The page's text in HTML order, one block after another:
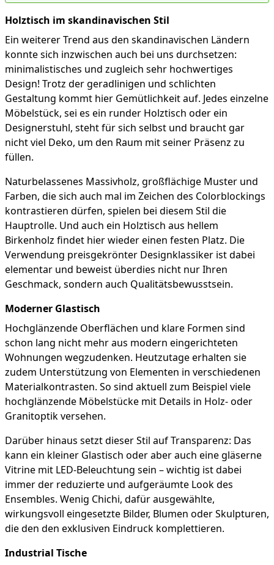
Holztisch im skandinavischen Stil
Ein weiterer Trend aus den skandinavischen Ländern
konnte sich inzwischen auch bei uns durchsetzen:
minimalistisches und zugleich sehr hochwertiges
Design! Trotz der geradlinigen und schlichten
Gestaltung kommt hier Gemütlichkeit auf. Jedes einzelne
Möbelstück, sei es ein runder Holztisch oder ein
Designerstuhl, steht für sich selbst und braucht gar
nicht viel Deko, um den Raum mit seiner Präsenz zu
füllen.
Naturbelassenes Massivholz, großflächige Muster und
Farben, die sich auch mal im Zeichen des Colorblockings
kontrastieren dürfen, spielen bei diesem Stil die
Hauptrolle. Und auch ein Holztisch aus hellem
Birkenholz findet hier wieder einen festen Platz. Die
Verwendung preisgekrönter Designklassiker ist dabei
elementar und beweist überdies nicht nur Ihren
Geschmack, sondern auch Qualitätsbewusstsein.
Moderner Glastisch
Hochglänzende Oberflächen und klare Formen sind
schon lang nicht mehr aus modern eingerichteten
Wohnungen wegzudenken. Heutzutage erhalten sie
zudem Unterstützung von Elementen in verschiedenen
Materialkontrasten. So sind aktuell zum Beispiel viele
hochglänzende Möbelstücke mit Details in Holz- oder
Granitoptik versehen.
Darüber hinaus setzt dieser Stil auf Transparenz: Das
kann ein kleiner Glastisch oder aber auch eine gläserne
Vitrine mit LED-Beleuchtung sein – wichtig ist dabei
immer der reduzierte und aufgeräumte Look des
Ensembles. Wenig Chichi, dafür ausgewählte,
wirkungsvoll eingesetzte Bilder, Blumen oder Skulpturen,
die den den exklusiven Eindruck komplettieren.
Industrial Tische